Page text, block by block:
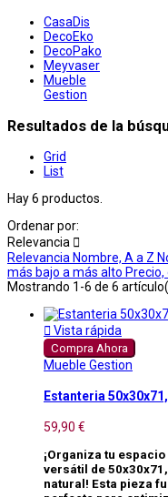
CasaDis
DecoEko
DecoPako
Meyvaser
Mueble
Gestion
Resultados de la
Grid
List
Hay 6 productos.
Ordenar por:
Relevancia 
Relevancia Nombre, A a Z
más bajo a más alto
Mostrando 1-6 de 6
 Vista rápida
Compra Ahora
Mueble Gestion
Estanteria
59,90 €
¡Organiza tu
versátil de
natural! Esta pieza